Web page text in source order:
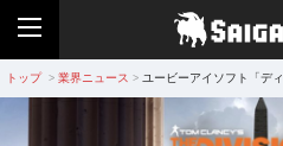
トップ > 業界ニュース > ユービーアイソフト「デ